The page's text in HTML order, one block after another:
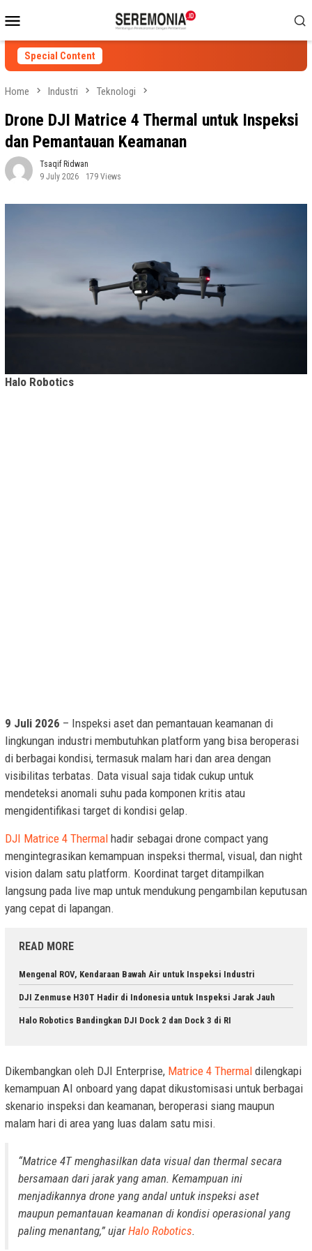
to
contentMenu
Special Content
Home Industri Teknologi
Drone DJI Matrice 4 Thermal untuk Inspeksi
dan Pemantauan Keamanan
Tsaqif Ridwan
9 July 2026
179 Views
Halo Robotics
9 Juli 2026 – Inspeksi aset dan pemantauan keamanan di
lingkungan industri membutuhkan platform yang bisa beroperasi
di berbagai kondisi, termasuk malam hari dan area dengan
visibilitas terbatas. Data visual saja tidak cukup untuk
mendeteksi anomali suhu pada komponen kritis atau
mengidentifikasi target di kondisi gelap.
DJI Matrice 4 Thermal hadir sebagai drone compact yang
mengintegrasikan kemampuan inspeksi thermal, visual, dan night
vision dalam satu platform. Koordinat target ditampilkan
langsung pada live map untuk mendukung pengambilan keputusan
yang cepat di lapangan.
READ MORE
Mengenal ROV, Kendaraan Bawah Air untuk Inspeksi Industri
DJI Zenmuse H30T Hadir di Indonesia untuk Inspeksi Jarak Jauh
Halo Robotics Bandingkan DJI Dock 2 dan Dock 3 di RI
Dikembangkan oleh DJI Enterprise, Matrice 4 Thermal dilengkapi
kemampuan AI onboard yang dapat dikustomisasi untuk berbagai
skenario inspeksi dan keamanan, beroperasi siang maupun
malam hari di area yang luas dalam satu misi.
“Matrice 4T menghasilkan data visual dan thermal secara
bersamaan dari jarak yang aman. Kemampuan ini
menjadikannya drone yang andal untuk inspeksi aset
maupun pemantauan keamanan di kondisi operasional yang
paling menantang,” ujarHalo Robotics.